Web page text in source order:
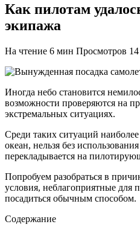
Как пилотам
экипажа
На чтение 6 мин Просмотров 14
Иногда небо становится
возможности проверяются на
экстремальных ситуациях.
Среди таких ситуаций
океан, нельзя без
перекладывается на
Попробуем разобраться в
условия, неблагоприятные для
посадиться обычным способом.
Содержание